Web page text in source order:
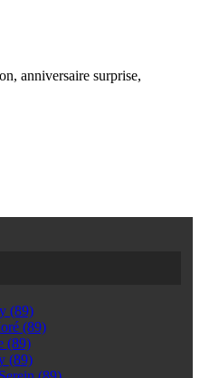
anniversaire surprise,
(89)
(89)
(89)
(89)